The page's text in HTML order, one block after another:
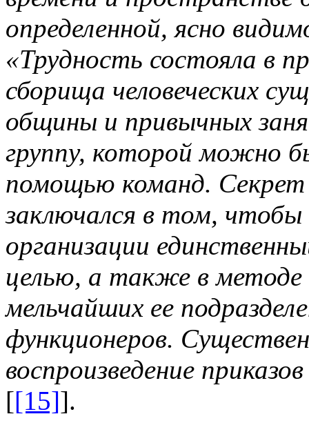
определенной, ясно
«Трудность состояла в
сборища человеческих
общины и привычных
группу, которой можно
помощью команд. Секрет
заключался в том, чтобы
организации
целью, а также в методе
мельчайших ее
функционеров.
воспроизведение
[[15]].